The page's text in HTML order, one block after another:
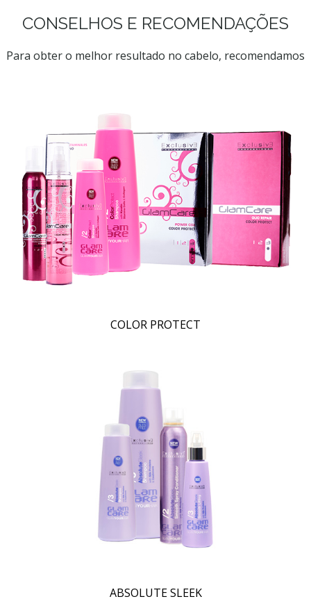
CONSELHOS E RECOMENDAÇÕES
Para obter o melhor resultado no cabelo, recomendamos
COLOR PROTECT
ABSOLUTE SLEEK